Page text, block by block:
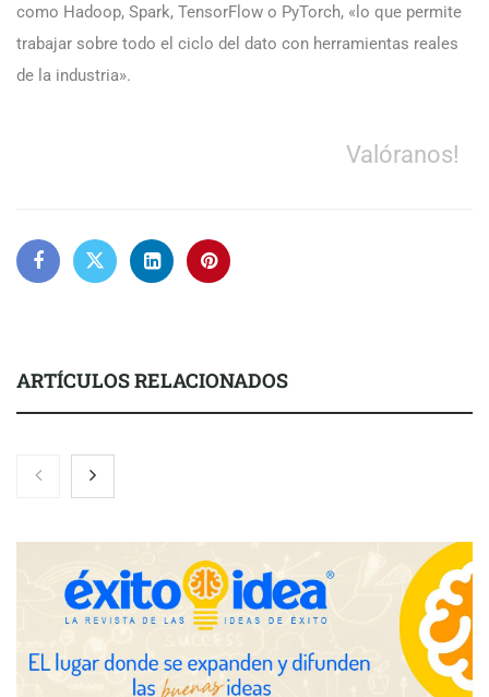
como Hadoop, Spark, TensorFlow o PyTorch, «lo que permite
trabajar sobre todo el ciclo del dato con herramientas reales
de la industria».
Valóranos!
ARTÍCULOS RELACIONADOS
El 82% de empresas industriales no encuentra personal
disponible: 100.000€ para formar nuevos profesionales
Nicols presenta seis modelos de anillos de compromiso para el
eclipse solar del 12 de agosto
Zoomex mejora su Strategy Center con herramientas
avanzadas para trading estratégico